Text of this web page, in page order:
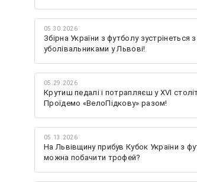
05.30.2026
Збірна України з футболу зустрінеться з
уболівальниками у Львові!
05.29.2026
Крутиш педалі і потрапляєш у XVI
Проїдемо «ВелоПідкову» разом!
05.13.2026
На Львівщину прибув Кубок України з
можна побачити трофей?